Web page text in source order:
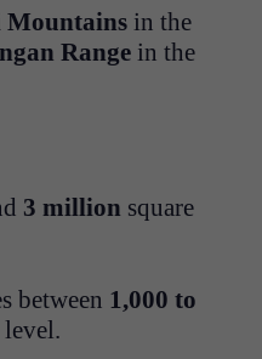
in the
Range in the
3 million square
between 1,000 to
level.